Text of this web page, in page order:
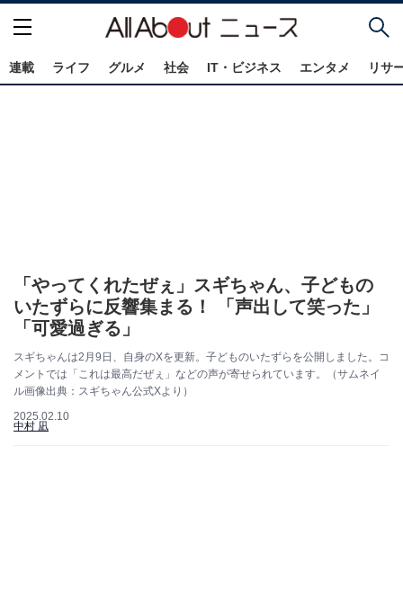
連載 ライフ グルメ 社会 IT・ビジネス エンタメ リサ
「やってくれたぜぇ」スギちゃん、子どもの
いたずらに反響集まる！ 「声出して笑った」
「可愛過ぎる」
スギちゃんは2月9日、自身のXを更新。子どものいたずらを公開しました。コ
メントでは「これは最高だぜぇ」などの声が寄せられています。（サムネイ
ル画像出典：スギちゃん公式Xより）
2025.02.10
中村 凪